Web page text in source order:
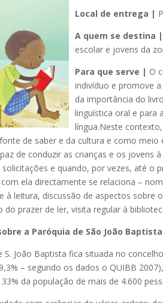
Local de entrega |
A quem se destina |
escolar e jovens da
Para que serve | O
indivíduo e promove
da importância do
linguística oral e para
língua.Neste
de saber e da cultura e como
de conduzir as crianças e os jovens
solicitações e quando, por vezes, até o
ela directamente se relaciona –
à leitura, discussão de aspectos sobre
do prazer de ler, visita regular à
a Paróquia de São João
S. João Baptista fica situada no
– segundo os dados o QUIBB
da população de mais de 4.600